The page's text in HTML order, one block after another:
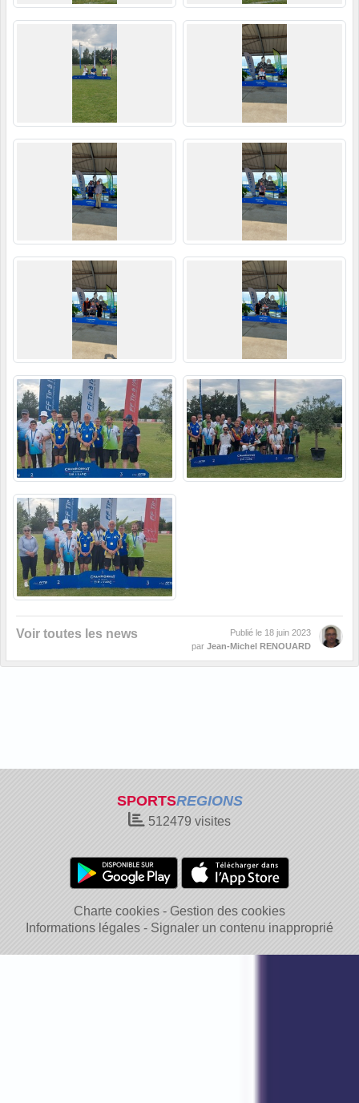
Voir toutes les news Publié le 18 juin 2023
par Jean-Michel RENOUARD
SPORTSREGIONS
512479 visites
Charte cookies
Gestion des cookies
Informations légales
Signaler un contenu inapproprié